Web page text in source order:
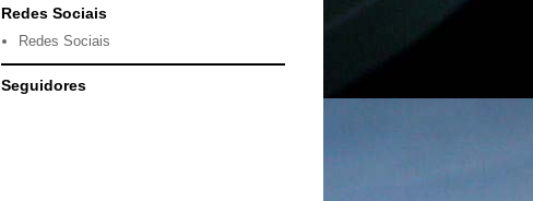
Redes Sociais
Redes Sociais
Seguidores